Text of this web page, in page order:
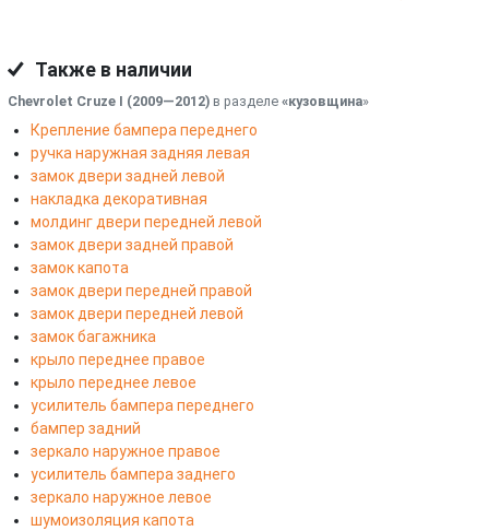
Также в наличии
Chevrolet Cruze I (2009—2012) в разделе «кузовщина»
Крепление бампера переднего
ручка наружная задняя левая
замок двери задней левой
накладка декоративная
молдинг двери передней левой
замок двери задней правой
замок капота
замок двери передней правой
замок двери передней левой
замок багажника
крыло переднее правое
крыло переднее левое
усилитель бампера переднего
бампер задний
зеркало наружное правое
усилитель бампера заднего
зеркало наружное левое
шумоизоляция капота